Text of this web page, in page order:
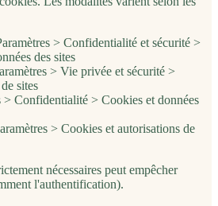
> Confidentialité et sécurité >
des sites
> Vie privée et sécurité >
sites
> Confidentialité > Cookies et données
> Cookies et autorisations de
nécessaires peut empêcher
l'authentification).